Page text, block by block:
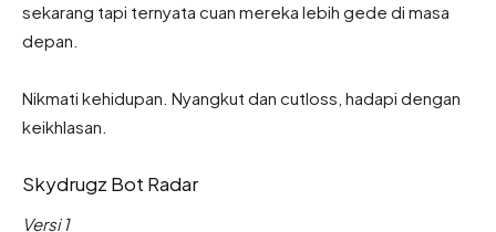
sekarang tapi ternyata cuan mereka lebih gede di masa
depan.
Nikmati kehidupan. Nyangkut dan cutloss, hadapi dengan
keikhlasan.
Skydrugz Bot Radar
Versi 1